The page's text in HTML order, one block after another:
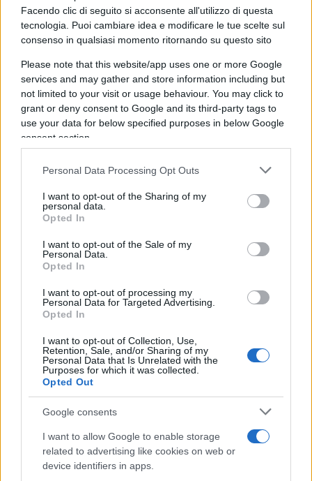
Facendo clic di seguito si acconsente all'utilizzo di questa
tecnologia. Puoi cambiare idea e modificare le tue scelte sul
consenso in qualsiasi momento ritornando su questo sito
Please note that this website/app uses one or more Google
services and may gather and store information including but
not limited to your visit or usage behaviour. You may click to
grant or deny consent to Google and its third-party tags to
use your data for below specified purposes in below Google
consent section.
Personal Data Processing Opt Outs
I want to opt-out of the Sharing of my
personal data.
Opted In
I want to opt-out of the Sale of my
Personal Data.
Opted In
I want to opt-out of processing my
Personal Data for Targeted Advertising.
Opted In
I want to opt-out of Collection, Use,
Retention, Sale, and/or Sharing of my
Personal Data that Is Unrelated with the
Purposes for which it was collected.
Opted Out
Google consents
I want to allow Google to enable storage
related to advertising like cookies on web or
device identifiers in apps.
trasferimento in ospedale preferendo restare a
Santa Marta: solo l’aggravarsi delle condizioni lo
avrebbero convinto a seguire le indicazioni dei
medici.
Va detto che fonti della Santa Sede hanno fatto
sapere alle agenzie di stampa di non voler
commentare le ‘fake news’ che circolano in questi
viene sottolineato da Oltretevere secondo cui la
circolazione di bufale “rende più difficile e più
arduo il lavoro dei giornalisti”. Non è chiaro, però,
se vi sia un riferimento a quanto scritto da
Se vogliamo restare alle notizie ufficiali, al
momento gli esami di laboratorio, la radiografia
del torace ele condizioni cliniche di Bergoglio
“continuano a presentare un quadro
complesso”. “L’infezione polimicrobica, insorta su
un quadro di bronchiectasie e bronchite
asmatiforme, e che ha richiesto l’utilizzo di terapia
cortisonica antibiotica, rende il trattamento
terapeutico più complesso – si leggeva nel